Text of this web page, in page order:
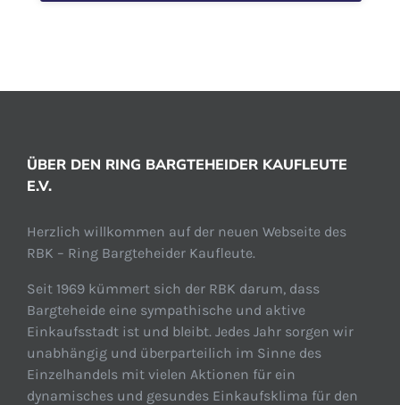
ÜBER DEN RING BARGTEHEIDER KAUFLEUTE
E.V.
Herzlich willkommen auf der neuen Webseite des
RBK – Ring Bargteheider Kaufleute.
Seit 1969 kümmert sich der RBK darum, dass
Bargteheide eine sympathische und aktive
Einkaufsstadt ist und bleibt. Jedes Jahr sorgen wir
unabhängig und überparteilich im Sinne des
Einzelhandels mit vielen Aktionen für ein
dynamisches und gesundes Einkaufsklima für den